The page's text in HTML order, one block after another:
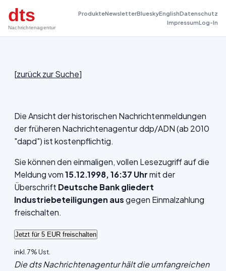
dts
Nachrichtenagentur
ProdukteNewsletterBlueskyEnglishDatenschutz
ImpressumLog-In
[zurück zur Suche]
Die Ansicht der historischen Nachrichtenmeldungen
der früheren Nachrichtenagentur ddp/ADN (ab 2010
"dapd") ist kostenpflichtig.
Sie können den einmaligen, vollen Lesezugriff auf die
Meldung vom15.12.1998, 16:37 Uhrmit der
Überschrift Deutsche Bank gliedert
Industriebeteiligungen ausgegen Einmalzahlung
freischalten.
inkl. 7% Ust.
Die dts Nachrichtenagentur hält die umfangreichen